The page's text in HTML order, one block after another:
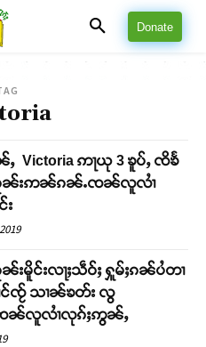
Donate
Victoria ဢႃယု 3 ၶူပ်ႇ ၸိၶႅ
ၵူၼ်းဢၼ်ၵၼ်ႉၸၼ်လူလၢႆ
း
ၼ်းမိူင်းလႃႈသဵဝ်ႈ ႁူမ်ႈၵၼ်ပႆတၢ
င်ၸႂ် သၢၼ်ၶတ်း လွ
ၸၼ်လူလၢႆလုၵ်ႈဢွၼ်ႇ